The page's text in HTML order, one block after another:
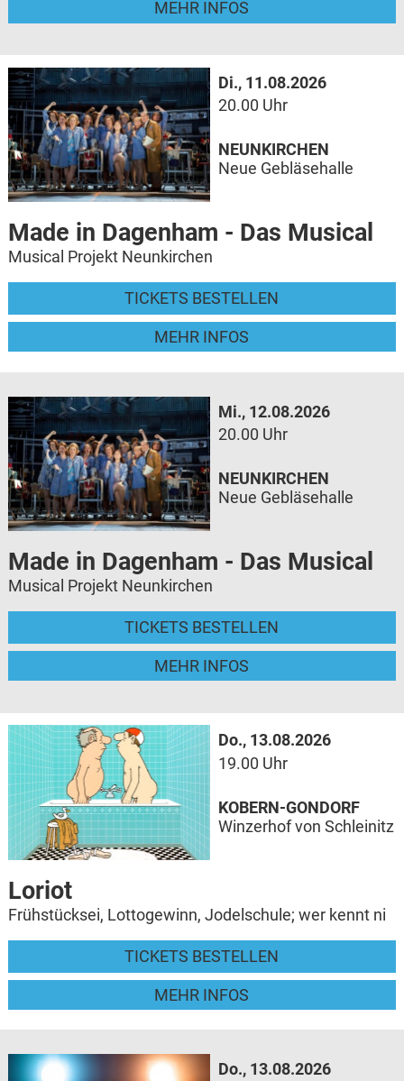
MEHR INFOS
Di., 11.08.2026
20.00 Uhr
Made in Dagenham - Das Musical
Musical Projekt Neunkirchen
TICKETS BESTELLEN
MEHR INFOS
NEUNKIRCHEN
Neue Gebläsehalle
Mi., 12.08.2026
20.00 Uhr
Made in Dagenham - Das Musical
Musical Projekt Neunkirchen
TICKETS BESTELLEN
MEHR INFOS
NEUNKIRCHEN
Neue Gebläsehalle
Do., 13.08.2026
19.00 Uhr
Loriot
Frühstücksei, Lottogewinn, Jodelschule; wer kennt ni
TICKETS BESTELLEN
MEHR INFOS
KOBERN-GONDORF
Winzerhof von Schleinitz
Do., 13.08.2026